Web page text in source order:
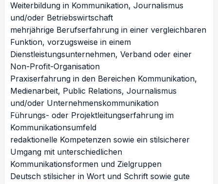
Weiterbildung in Kommunikation, Journalismus
und/oder Betriebswirtschaft
mehrjährige Berufserfahrung in einer vergleichbaren
Funktion, vorzugsweise in einem
Dienstleistungsunternehmen, Verband oder einer
Non-Profit-Organisation
Praxiserfahrung in den Bereichen Kommunikation,
Medienarbeit, Public Relations, Journalismus
und/oder Unternehmenskommunikation
Führungs- oder Projektleitungserfahrung im
Kommunikationsumfeld
redaktionelle Kompetenzen sowie ein stilsicherer
Umgang mit unterschiedlichen
Kommunikationsformen und Zielgruppen
Deutsch stilsicher in Wort und Schrift sowie gute